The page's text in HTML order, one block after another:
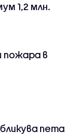
1,2 млн.
пожара в
пета